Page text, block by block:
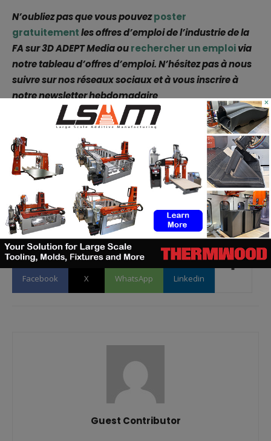
N’oubliez pas que vous pouvezposter
gratuitementles offres d’emploi de l’industrie de la
FA sur 3D ADEPT Media ourechercher un emploivia
notre tableau d’offres d’emploi. N’hésitez pas à nous
suivre sur nos réseaux sociaux et à vous inscrire à
notre newsletter hebdomadaire
Facebook, Twitter,LinkedIn&Instagram! Si vous
avez une innovation à partager pour le prochain
numéro de notre magazine numérique ou si vous
avez un article à faire connaître, n’hésitez pas à nous
envoyer un email àcontact@3dadept.com.
Facebook X WhatsApp Linkedin
Guest Contributor
×